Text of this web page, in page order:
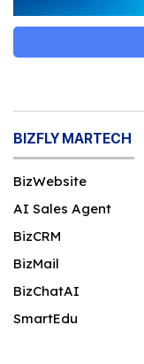
BIZFLY MARTECH
BizWebsite
AI Sales Agent
BizCRM
BizMail
BizChatAI
SmartEdu